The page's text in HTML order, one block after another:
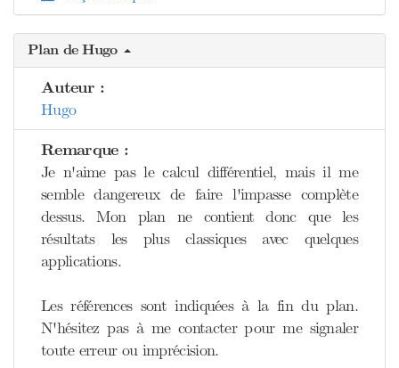
Plan de Hugo
Auteur :
Hugo
Remarque :
Je n'aime pas le calcul différentiel, mais il me
semble dangereux de faire l'impasse complète
dessus. Mon plan ne contient donc que les
résultats les plus classiques avec quelques
applications.
Les références sont indiquées à la fin du plan.
N'hésitez pas à me contacter pour me signaler
toute erreur ou imprécision.